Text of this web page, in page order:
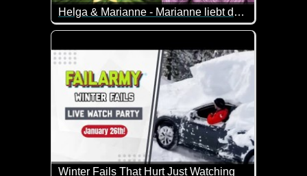
Helga & Marianne - Marianne liebt das Dschungelcamp
Helga & Marianne diskutieren über das
Marianne ein großer Fan dieser Sendung.
Winter Fails That Hurt Just Watching